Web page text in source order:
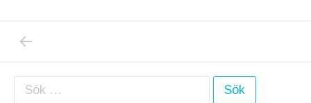
Inläggsnavigering
Sök efter: